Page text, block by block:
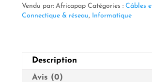
(3*0.75MM)
Capsys
Vendu par: Africapap Catégories : Câbles
Connectique & réseau, Informatique
Description
Avis (0)